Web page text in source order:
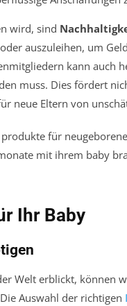
wird, sind
auszuleihen, um
kann auch
muss. Dies fördert
neue Eltern von
Ihr Baby
Welt erblickt, können
Auswahl der richtigen